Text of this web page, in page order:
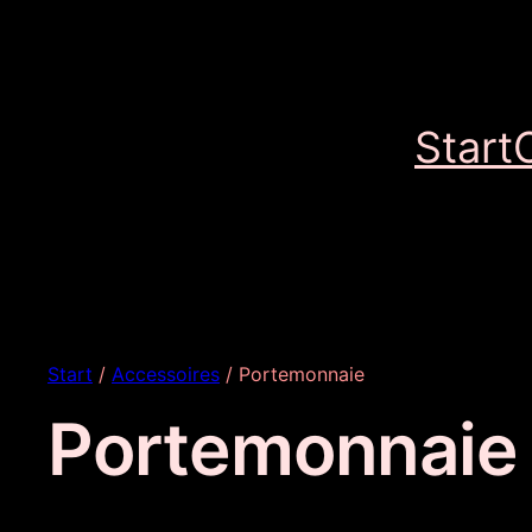
Start
Start / Accessoires / Portemonnaie
Portemonnaie